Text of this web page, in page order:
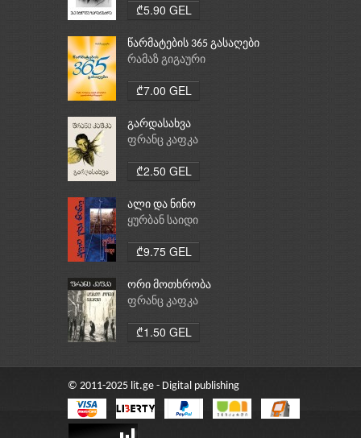
₾5.90 GEL
წარმატების 365 გასაღები
რამაზ გიგაური
₾7.00 GEL
გარდასახვა
ფრანც კაფკა
₾2.50 GEL
ალი და ნინო
ყურბან საიდი
₾9.75 GEL
ორი მოთხრობა
ფრანც კაფკა
₾1.50 GEL
© 2011-2025 lit.ge - Digital publishing